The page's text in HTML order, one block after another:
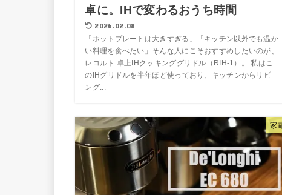
卓に。IHで変わるおうち時間
2026.02.08
「ホットプレートは大きすぎる」「キッチン以外でも温か
い料理を食べたい」そんな人にこそおすすめしたいのが、
レコルト 卓上IHクッキンググリドル（RIH-1）。 私はこ
のIHグリドルを半年ほど使っており、キッチンからリビ
ング...
家